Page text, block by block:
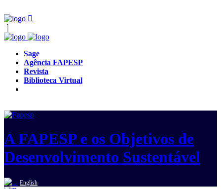
Sage
Agência FAPESP
Revista
Biblioteca Virtual
A FAPESP e os Objetivos de
Desenvolvimento Sustentável
English